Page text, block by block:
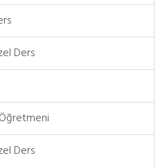
Ders
Ders